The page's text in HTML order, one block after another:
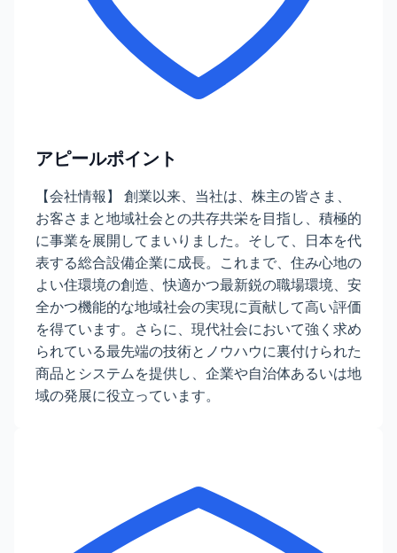
アピールポイント
【会社情報】 創業以来、当社は、株主の皆さま、
お客さまと地域社会との共存共栄を目指し、積極的
に事業を展開してまいりました。そして、日本を代
表する総合設備企業に成長。これまで、住み心地の
よい住環境の創造、快適かつ最新鋭の職場環境、安
全かつ機能的な地域社会の実現に貢献して高い評価
を得ています。さらに、現代社会において強く求め
られている最先端の技術とノウハウに裏付けられた
商品とシステムを提供し、企業や自治体あるいは地
域の発展に役立っています。